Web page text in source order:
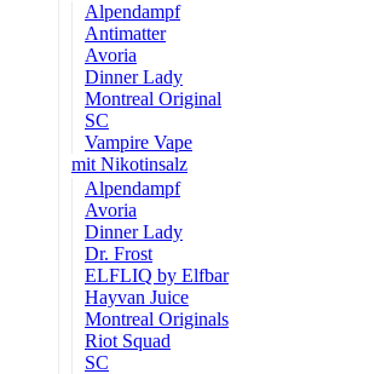
Alpendampf
Antimatter
Avoria
Dinner Lady
Montreal Original
SC
Vampire Vape
mit Nikotinsalz
Alpendampf
Avoria
Dinner Lady
Dr. Frost
ELFLIQ by Elfbar
Hayvan Juice
Montreal Originals
Riot Squad
SC